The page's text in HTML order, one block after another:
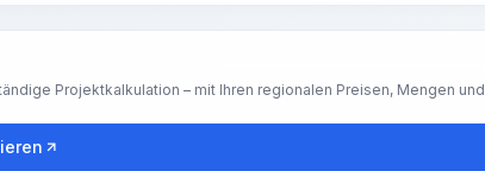
Projektkalkulation – mit Ihren regionalen Preisen, Mengen und